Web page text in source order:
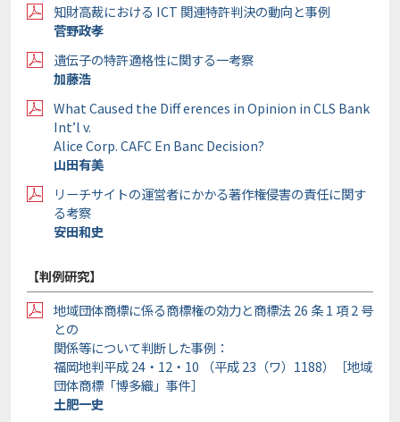
知財高裁における ICT 関連特許判決の動向と事例
菅野政孝
遺伝子の特許適格性に関する一考察
加藤浩
What Caused the Diff erences in Opinion in CLS Bank
Int’l v.
Alice Corp. CAFC En Banc Decision?
山田有美
リーチサイトの運営者にかかる著作権侵害の責任に関す
る考察
安田和史
【判例研究】
地域団体商標に係る商標権の効力と商標法 26 条 1 項 2 号
との
関係等について判断した事例：
福岡地判平成 24・12・10 （平成 23（ワ）1188）［地域
団体商標「博多織」事件］
土肥一史